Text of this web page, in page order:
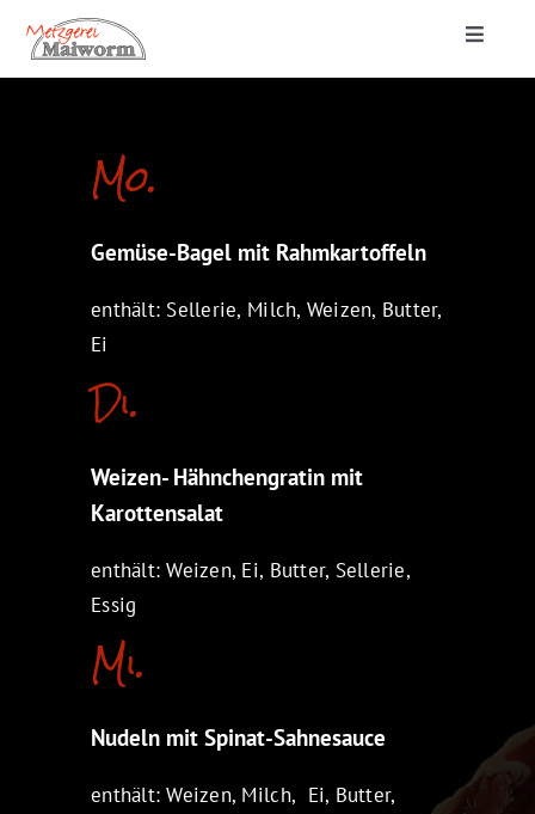
Inhalt
springen
Toggle
Lieferung & Catering
Metzgerei
Mo.
Gemüse-Bagel mit Rahmkartoffeln
enthält: Sellerie, Milch, Weizen, Butter,
Ei
Di.
Weizen- Hähnchengratin mit
Karottensalat
enthält: Weizen, Ei, Butter, Sellerie,
Essig
Mi.
Nudeln mit Spinat-Sahnesauce
enthält: Weizen, Milch, Ei, Butter,